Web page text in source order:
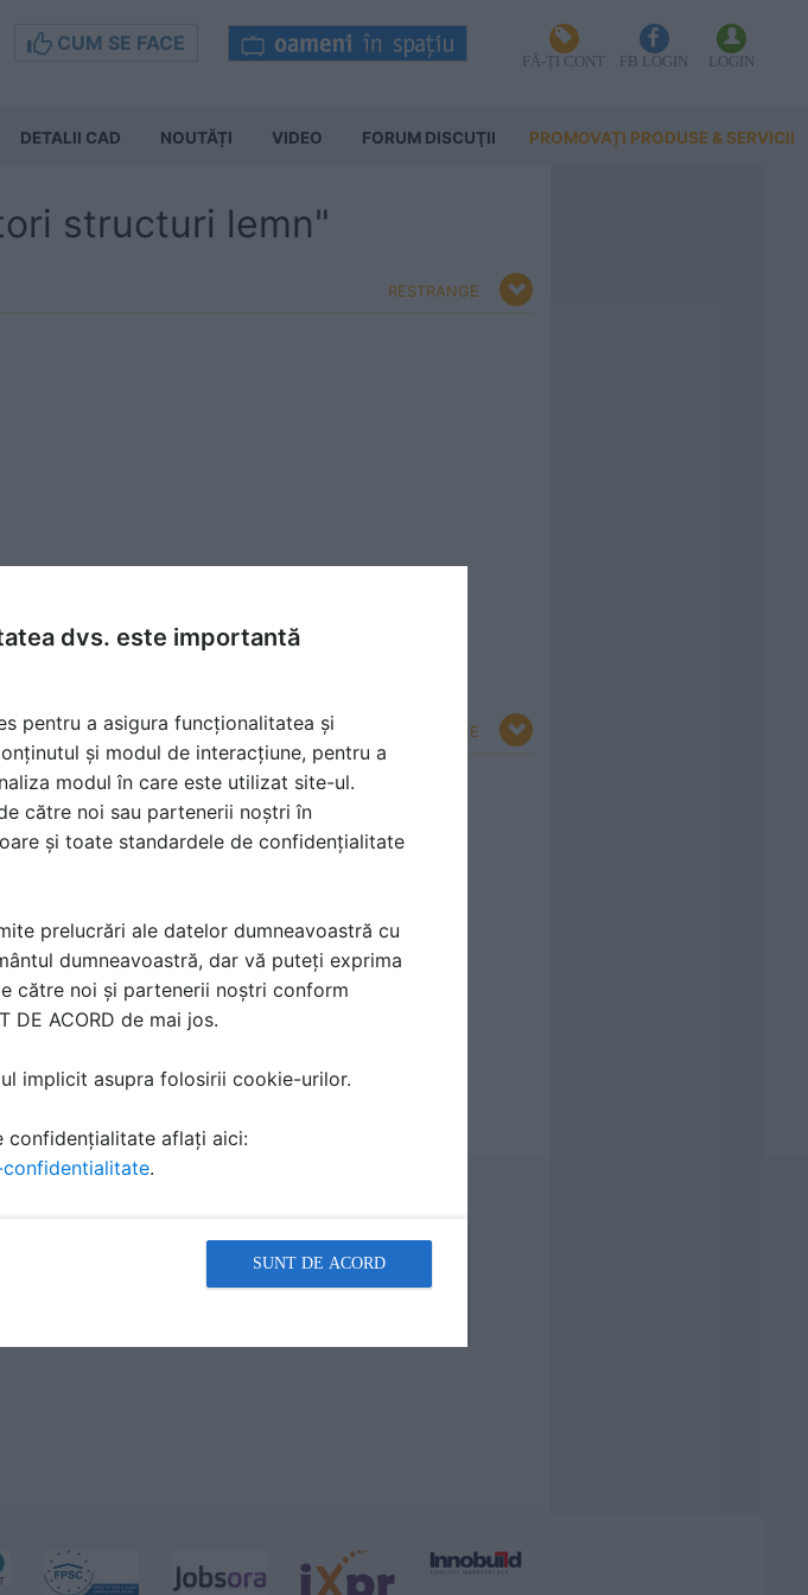
CUM SE FACE
FĂ-ȚI CONT FB LOGIN LOGIN
DETALII CAD NOUTĂȚI VIDEO FORUM DISCUŢII PROMOVAȚI PRODUSE & SERVICII
structuri lemn"
RESTRANGE
RESTRANGE
dvs. este importantă
pentru a asigura funcționalitatea și
și modul de interacțiune, pentru a
modul în care este utilizat site-ul.
către noi sau partenerii noștri în
și toate standardele de confidențialitate
prelucrări ale datelor dumneavoastră cu
dumneavoastră, dar vă puteți exprima
către noi și partenerii noștri conform
DE ACORD de mai jos.
implicit asupra folosirii cookie-urilor.
confidențialitate aflați aici:
.
SUNT DE ACORD